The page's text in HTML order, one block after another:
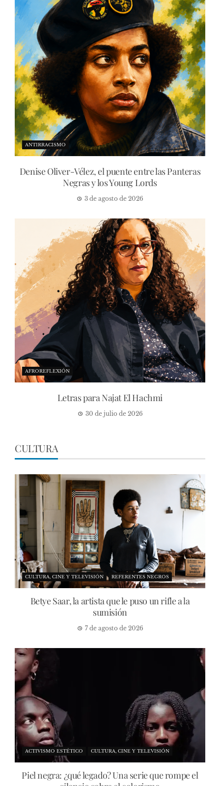
ANTIRRACISMO
Denise Oliver-Vélez, el puente entre las Panteras
Negras y los Young Lords
3 de agosto de 2026
AFROREFLEXIÓN
Letras para Najat El Hachmi
30 de julio de 2026
CULTURA
CULTURA, CINE Y TELEVISIÓN REFERENTES NEGROS
Betye Saar, la artista que le puso un rifle a la
sumisión
7 de agosto de 2026
ACTIVISMO ESTÉTICO CULTURA, CINE Y TELEVISIÓN
Piel negra: ¿qué legado? Una serie que rompe el